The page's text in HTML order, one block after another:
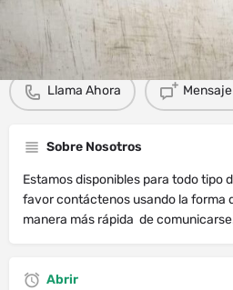
Llama Ahora
Sobre Nosotros
Estamos disponibles para todo tipo
favor contáctenos usando la forma
manera más rápida de
Abrir